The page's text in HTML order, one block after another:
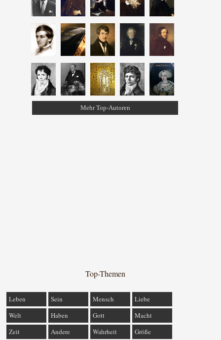
Mehr Top-Autoren
Top-Themen
Leben Sein Mensch
Liebe
Welt
Haben Gott
Macht
Zeit
Andere Wahrheit Größe